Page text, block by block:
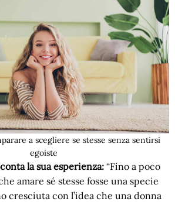
a scegliere se stesse senza sentirsi
egoiste
la sua esperienza:“Fino a poco
amare sé stesse fosse una specie
cresciuta con l’idea che una donna